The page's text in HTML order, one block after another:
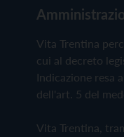
Vita Trentina
cui al decreto
Indicazione resa
dell'art. 5 del
Vita Trentina,